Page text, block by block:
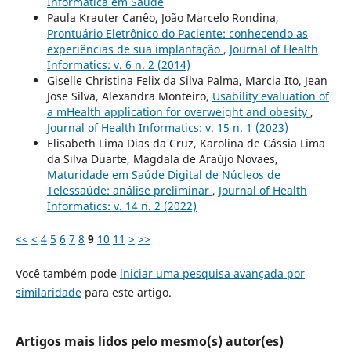
Paula Krauter Canêo, João Marcelo Rondina,
Prontuário Eletrônico do Paciente: conhecendo as
experiências de sua implantação , Journal of Health
Informatics: v. 6 n. 2 (2014)
Giselle Christina Felix da Silva Palma, Marcia Ito, Jean
Jose Silva, Alexandra Monteiro, Usability evaluation of
a mHealth application for overweight and obesity ,
Journal of Health Informatics: v. 15 n. 1 (2023)
Elisabeth Lima Dias da Cruz, Karolina de Cássia Lima
da Silva Duarte, Magdala de Araújo Novaes,
Maturidade em Saúde Digital de Núcleos de
Telessaúde: análise preliminar , Journal of Health
Informatics: v. 14 n. 2 (2022)
<< < 4 5 6 7 8 9 10 11 > >>
Você também pode iniciar uma pesquisa avançada por
similaridadepara este artigo.
Artigos mais lidos pelo mesmo(s) autor(es)